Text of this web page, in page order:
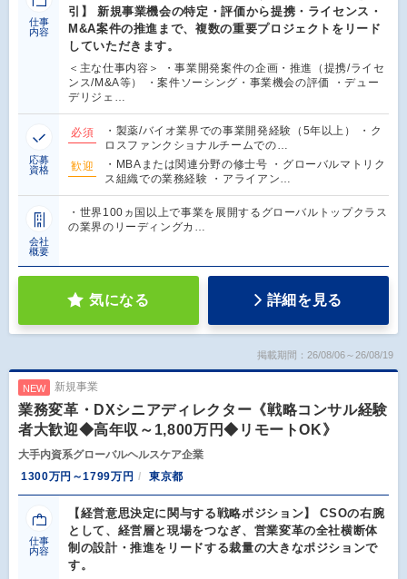
仕事
内容
引】 新規事業機会の特定・評価から提携・ライセンス・
M&A案件の推進まで、複数の重要プロジェクトをリード
していただきます。
＜主な仕事内容＞ ・事業開発案件の企画・推進（提携/ライセ
ンス/M&A等） ・案件ソーシング・事業機会の評価 ・デュー
デリジェ…
応募
資格
必須
・製薬/バイオ業界での事業開発経験（5年以上） ・ク
ロスファンクショナルチームでの…
歓迎
・MBAまたは関連分野の修士号 ・グローバルマトリク
ス組織での業務経験 ・アライアン…
会社
概要
・世界100ヵ国以上で事業を展開するグローバルトップクラス
の業界のリーディングカ…
気になる 詳細を見る
掲載期間：26/08/06～26/08/19
NEW 新規事業
業務変革・DXシニアディレクター《戦略コンサル経験
者大歓迎◆高年収～1,800万円◆リモートOK》
大手内資系グローバルヘルスケア企業
1300万円～1799万円
東京都
仕事
内容
【経営意思決定に関与する戦略ポジション】 CSOの右腕
として、経営層と現場をつなぎ、営業変革の全社横断体
制の設計・推進をリードする裁量の大きなポジションで
す。